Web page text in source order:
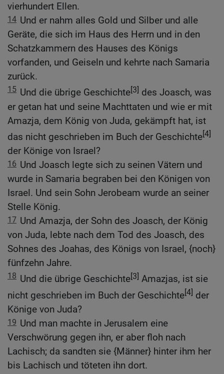
vierhundert Ellen.
14 Und er nahm alles Gold und Silber und alle
Geräte, die sich im Haus des Herrn und in den
Schatzkammern des Hauses des Königs
vorfanden, und Geiseln und kehrte nach Samaria
zurück.
15 Und die übrige Geschichte[3] des Joasch, was
er getan hat und seine Machttaten und wie er mit
Amazja, dem König von Juda, gekämpft hat, ist
das nicht geschrieben im Buch der Geschichte[4]
der Könige von Israel?
16 Und Joasch legte sich zu seinen Vätern und
wurde in Samaria begraben bei den Königen von
Israel. Und sein Sohn Jerobeam wurde an seiner
Stelle König.
17 Und Amazja, der Sohn des Joasch, der König
von Juda, lebte nach dem Tod des Joasch, des
Sohnes des Joahas, des Königs von Israel, {noch}
fünfzehn Jahre.
18 Und die übrige Geschichte[3] Amazjas, ist sie
nicht geschrieben im Buch der Geschichte[4] der
Könige von Juda?
19 Und man machte in Jerusalem eine
Verschwörung gegen ihn, er aber floh nach
Lachisch; da sandten sie {Männer} hinter ihm her
bis Lachisch und töteten ihn dort.